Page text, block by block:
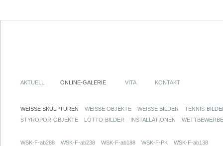
AKTUELL ONLINE-GALERIE VITA KONTAKT
WEISSE SKULPTUREN WEISSE OBJEKTE WEISSE BILDER
TENNIS-
STYROPOR-OBJEKTE
LOTTO-BILDER INSTALLATIONEN WETTBEWERBE
WSK-F-ab288 WSK-F-ab238 WSK-F-ab188 WSK-F-PK
WSK-F-ab138